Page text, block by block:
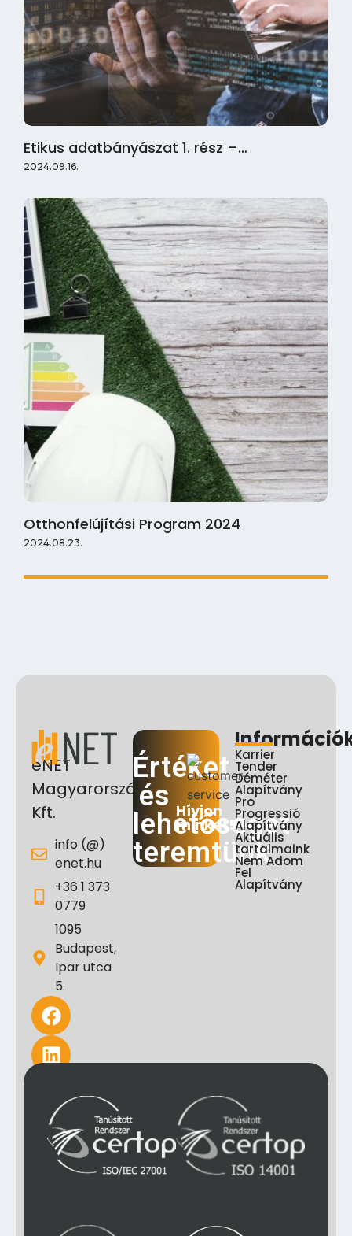
Etikus adatbányászat 1. rész –…
2024.09.16.
Otthonfelújítási Program 2024
2024.08.23.
eNET
Magyarország
Kft.
info (@)
enet.hu
+36 1 373
0779
1095
Budapest,
Ipar utca
5.
Értéket
és
lehetőséget
teremtünk
Hívjon
minket!
Karrier
Tender
Déméter
Alapítvány
Pro
Progressió
Alapítvány
Aktuális
tartalmaink
Nem Adom
Fel
Alapítvány